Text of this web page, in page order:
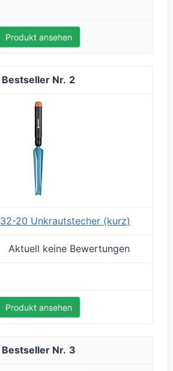
Produkt ansehen
2
20 Unkrautstecher (kurz)
Aktuell keine Bewertungen
Produkt ansehen
3